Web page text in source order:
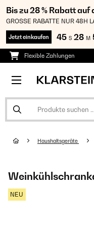
Bis zu 28 % Rabatt
GROSSE RABATTE NUR 48H
Jetzt einkaufen 45 S 28 M
Flexible Zahlungen
Haushaltsgeräte
NEU